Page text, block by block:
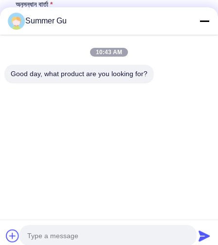
অনুসন্ধান বার্তা *
Summer Gu
10:43 AM
Good day, what product are you looking for?